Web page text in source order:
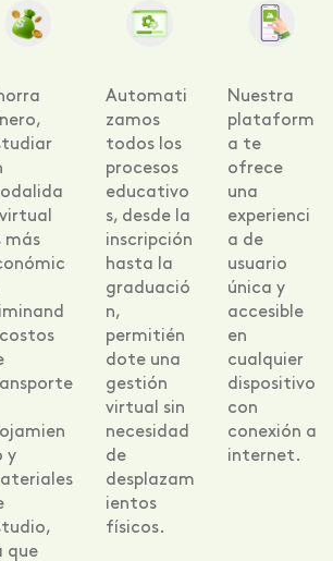
más
y
que
Automati
zamos
todos los
procesos
educativo
s, desde la
inscripción
hasta la
graduació
n,
permitién
dote una
gestión
virtual sin
necesidad
de
desplazam
ientos
físicos.
Nuestra
plataform
a te
ofrece
una
experienci
a de
usuario
única y
accesible
en
cualquier
dispositivo
con
conexión a
internet.